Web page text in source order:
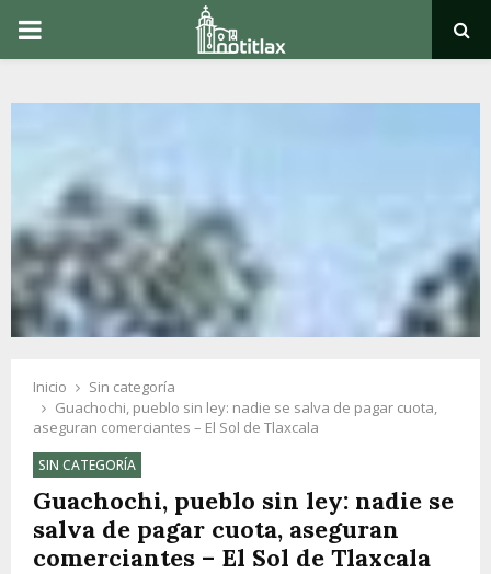
PRIMARY
Inicio
Sin categoría
Guachochi, pueblo sin ley: nadie se salva de pagar cuota,
aseguran comerciantes – El Sol de Tlaxcala
SIN CATEGORÍA
Guachochi, pueblo sin ley: nadie se
salva de pagar cuota, aseguran
comerciantes – El Sol de Tlaxcala